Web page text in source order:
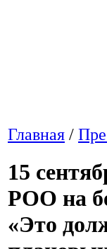
Главная /
15
РОО на
«Это